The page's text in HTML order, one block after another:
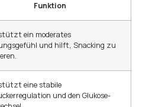
Funktion
ein moderates
und hilft, Snacking zu
eine stabile
und den Glukose-